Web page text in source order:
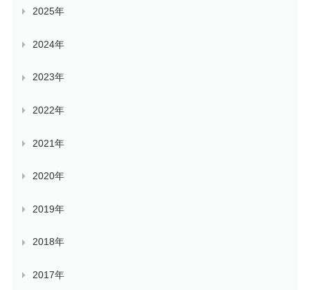
2025年
2024年
2023年
2022年
2021年
2020年
2019年
2018年
2017年